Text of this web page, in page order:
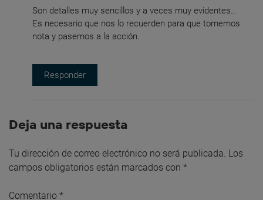
Son detalles muy sencillos y a veces muy evidentes…
Es necesario que nos lo recuerden para que tomemos
nota y pasemos a la acción.
Responder
Deja una respuesta
Tu dirección de correo electrónico no será publicada. Los
campos obligatorios están marcados con *
Comentario *